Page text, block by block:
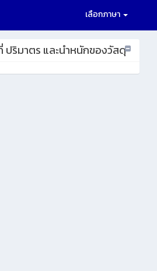
เลือกภาษา
ปริมาตร และนําหนักของวัสดุ